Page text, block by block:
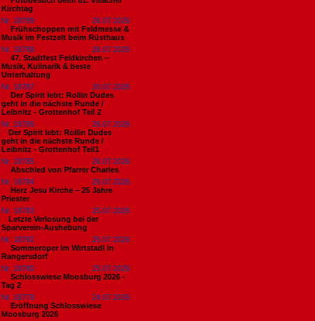
Kirchtag
Nr. 18789
26.07.2026
Frühschoppen mit Feldmesse &
Musik im Festzelt beim Rüsthaus
Nr. 18788
26.07.2026
47. Stadtfest Feldkirchen –
Musik, Kulinarik & beste
Unterhaltung
Nr. 18787
26.07.2026
Der Spirit lebt: Rollin Dudes
geht in die nächste Runde /
Leibnitz - Grottenhof Teil 2
Nr. 18786
26.07.2026
​Der Spirit lebt: Rollin Dudes
geht in die nächste Runde /
Leibnitz - Grottenhof Teil1
Nr. 18785
26.07.2026
Abschied von Pfarrer Charles
Nr. 18784
26.07.2026
Herz Jesu Kirche – 25 Jahre
Priester
Nr. 18783
25.07.2026
​Letzte Verlosung bei der
Sparverein-Aushebung
Nr. 18782
25.07.2026
Sommeroper im Wirtstadl in
Rangersdorf
Nr. 18780
25.07.2026
Schlosswiese Moosburg 2026 -
Tag 2
Nr. 18779
24.07.2026
Eröffnung Schlosswiese
Moosburg 2026